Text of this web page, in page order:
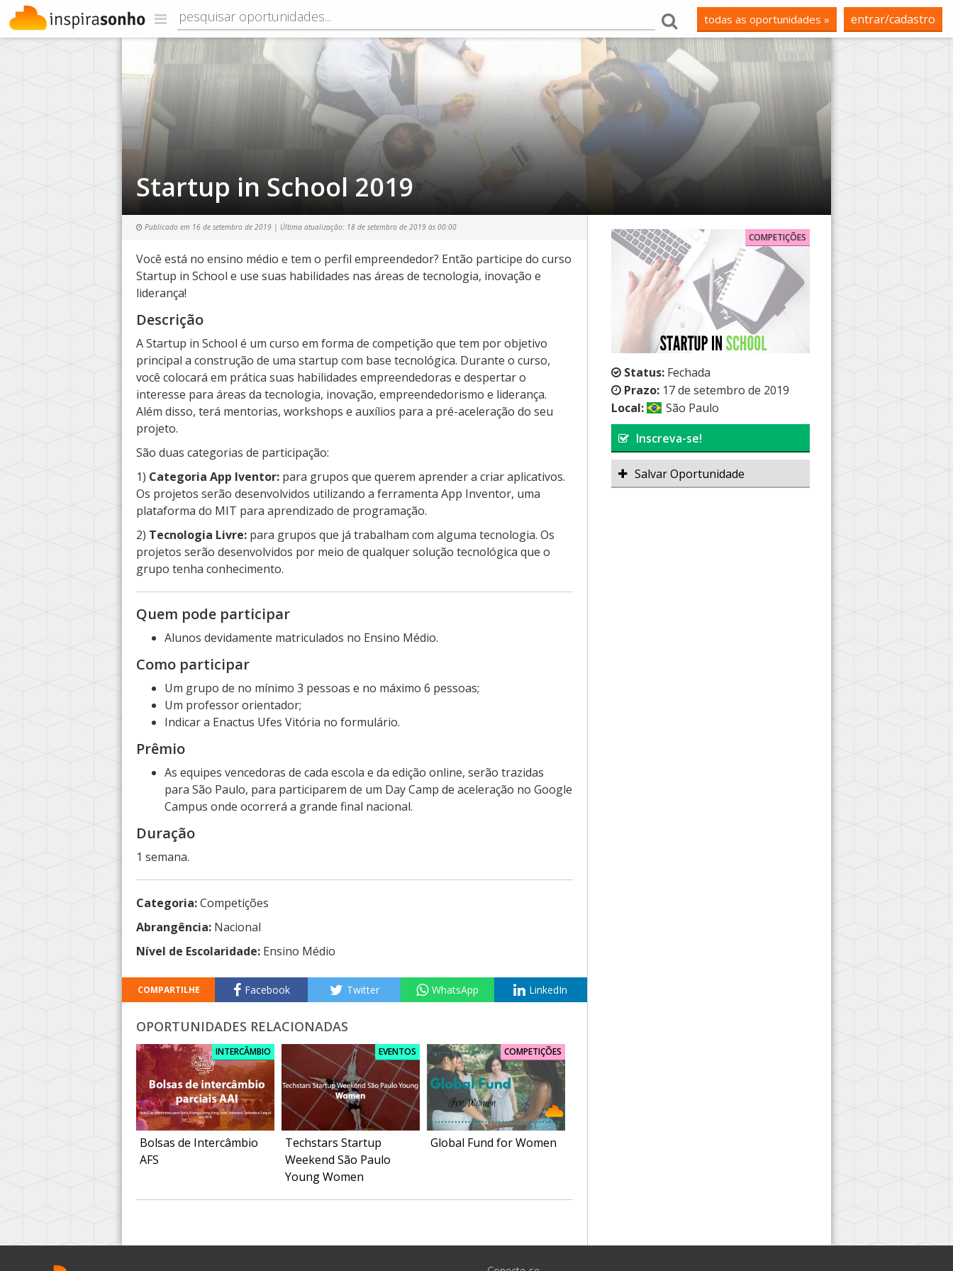
todas as oportunidades » entrar/cadastro
Startup in School 2019
COMPETIÇÕES
Status:Fechada
Prazo: 17 de setembro de 2019
Local:
São Paulo
Inscreva-se!
Salvar Oportunidade
Publicado em 16 de setembro de 2019 | Última atualização: 18 de setembro de 2019 às 00:00
Você está no ensino médio e tem o perfil empreendedor? Então participe do curso
Startup in School e use suas habilidades nas áreas de tecnologia, inovação e
liderança!
Descrição
A Startup in School é um curso em forma de competição que tem por objetivo
principal a construção de uma startup com base tecnológica. Durante o curso,
você colocará em prática suas habilidades empreendedoras e despertar o
interesse para áreas da tecnologia, inovação, empreendedorismo e liderança.
Além disso, terá mentorias, workshops e auxílios para a pré-aceleração do seu
projeto.
São duas categorias de participação:
1) Categoria App Iventor: para grupos que querem aprender a criar aplicativos.
Os projetos serão desenvolvidos utilizando a ferramenta App Inventor, uma
plataforma do MIT para aprendizado de programação.
2) Tecnologia Livre: para grupos que já trabalham com alguma tecnologia. Os
projetos serão desenvolvidos por meio de qualquer solução tecnológica que o
grupo tenha conhecimento.
Quem pode participar
Alunos devidamente matriculados no Ensino Médio.
Como participar
Um grupo de no mínimo 3 pessoas e no máximo 6 pessoas;
Um professor orientador;
Indicar a Enactus Ufes Vitória no formulário.
Prêmio
As equipes vencedoras de cada escola e da edição online, serão trazidas
para São Paulo, para participarem de um Day Camp de aceleração no Google
Campus onde ocorrerá a grande final nacional.
Duração
1 semana.
Categoria:Competições
Abrangência: Nacional
Nível de Escolaridade: Ensino Médio
COMPARTILHE Facebook Twitter WhatsApp LinkedIn
OPORTUNIDADES RELACIONADAS
INTERCÂMBIO
Bolsas de Intercâmbio
AFS
EVENTOS
Techstars Startup
Weekend São Paulo
Young Women
COMPETIÇÕES
Global Fund for Women